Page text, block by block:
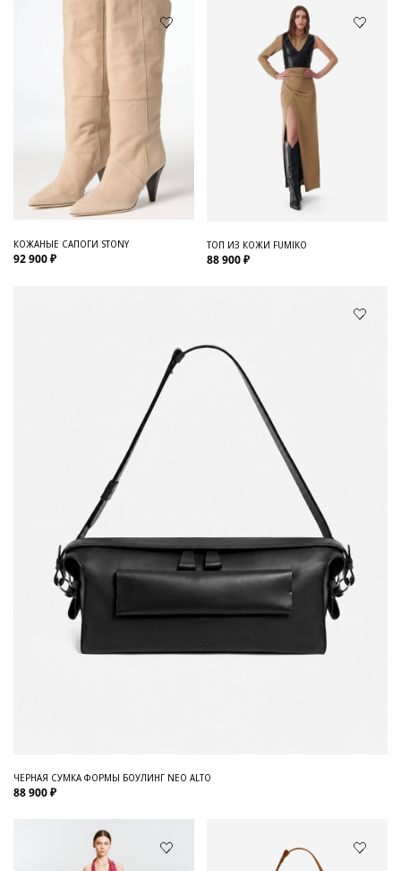
КОЖАНЫЕ САПОГИ STONY
92 900 ₽
ТОП ИЗ КОЖИ FUMIKO
88 900 ₽
ЧЕРНАЯ СУМКА ФОРМЫ БОУЛИНГ NEO ALTO
88 900 ₽